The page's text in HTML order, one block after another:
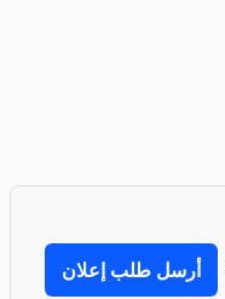
أرسل طلب إعلان